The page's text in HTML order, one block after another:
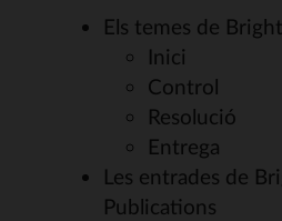
Els temes de
Inici
Control
Resolució
Entrega
Les entrades de
Publications